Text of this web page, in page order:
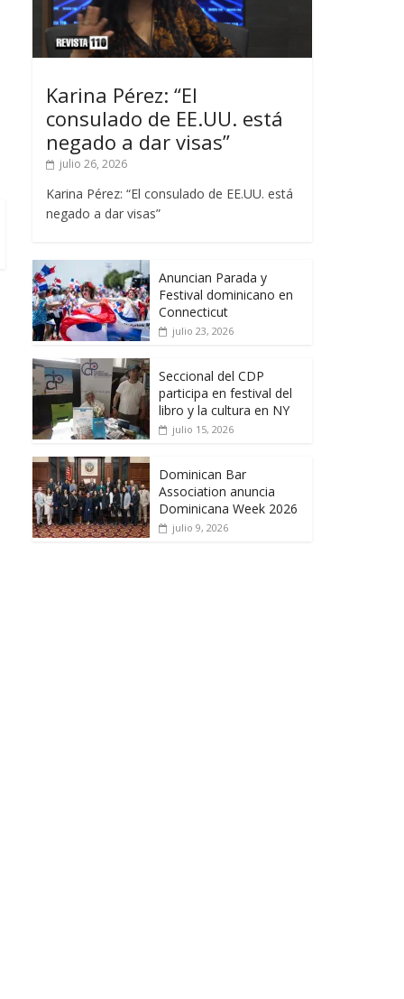
Karina Pérez: “El
consulado de EE.UU. está
negado a dar visas”
julio 26, 2026
Karina Pérez: “El consulado de EE.UU. está
negado a dar visas”
Anuncian Parada y
Festival dominicano en
Connecticut
julio 23, 2026
Seccional del CDP
participa en festival del
libro y la cultura en NY
julio 15, 2026
Dominican Bar
Association anuncia
Dominicana Week 2026
julio 9, 2026